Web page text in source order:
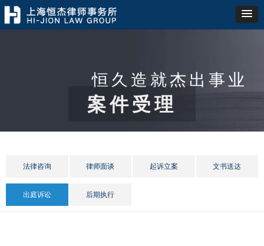
恒久造就杰出事业
案件受理
法律咨询 律师面谈 起诉立案 文书送达
出庭诉讼 后期执行